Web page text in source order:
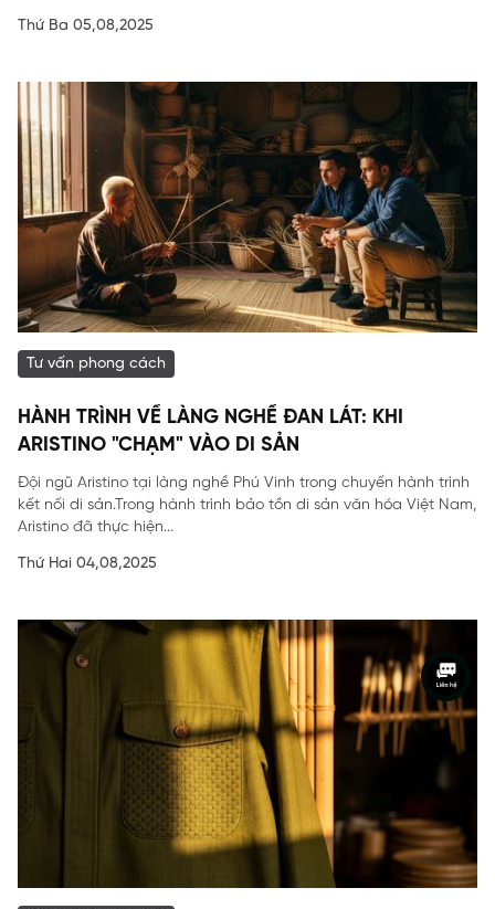
Thứ Ba 05,08,2025
Tư vấn phong cách
HÀNH TRÌNH VỀ LÀNG NGHỀ ĐAN LÁT: KHI
ARISTINO "CHẠM" VÀO DI SẢN
Đội ngũ Aristino tại làng nghề Phú Vinh trong chuyến hành trình
kết nối di sản.Trong hành trình bảo tồn di sản văn hóa Việt Nam,
Aristino đã thực hiện...
Thứ Hai 04,08,2025